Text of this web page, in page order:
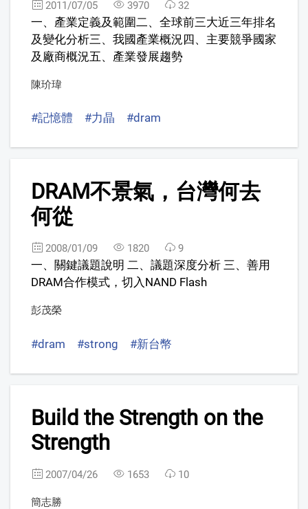
2011/07/05 3970 32
一、產業定義及範圍二、全球前三大近三年排名
及變化分析三、我國產業概況四、主要競爭國家
及廠商概況五、產業發展趨勢
陳玠瑋
#記憶體 #力晶 #dram
DRAM不景氣，台灣何去
何從
2008/01/09 1820 9
一、關鍵議題說明 二、議題深度分析 三、善用
DRAM合作模式，切入NAND Flash
彭茂榮
#dram #strong #新台幣
Build the Strength on the
Strength
2007/04/26 1653 10
簡志勝